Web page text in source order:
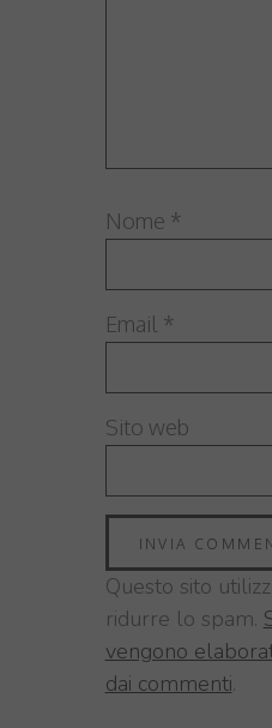
Nome *
Email *
Sito web
Questo sito
ridurre lo spam.
vengono
dai commenti.